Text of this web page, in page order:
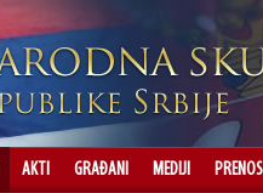
AKTI GRAĐANI MEDIJI PRENOSI